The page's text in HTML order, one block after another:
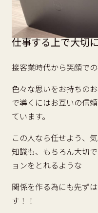
仕事する上で大切
接客業時代から笑顔で
色々な思いをお持ちの
で導くにはお互いの信
ています。
この人なら任せよう、
知識も、もちろん大切
ョンをとれるような
関係を作る為にも先ず
す！！